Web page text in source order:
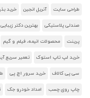
طراحی سایت آنریل انجین خرید
صندلی پلاستیکی بهترین دکتر
پرینت محصولات انیمه، فیلم و گیم
خرید لپ تاپ استوک تعمیر سریع
سی پی کالاف خرید سرور اچ پی
چاپ روی چسب امداد خودرو جک